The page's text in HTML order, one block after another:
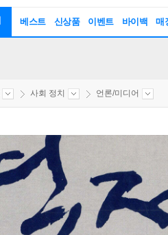
베스트 신상품 이벤트 바이백 매
사회 정치 언론/미디어